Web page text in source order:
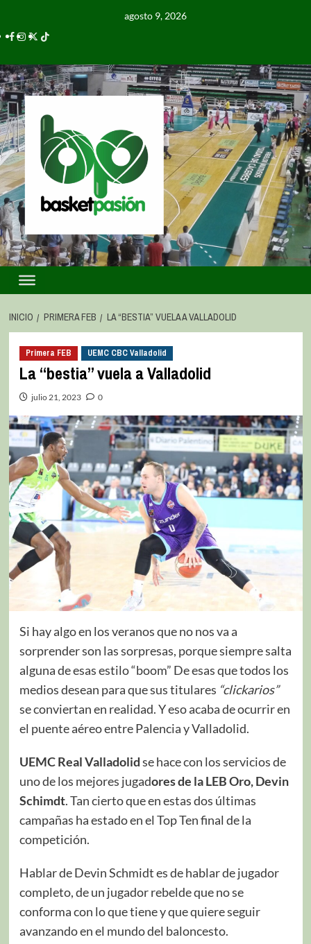
agosto 9, 2026
INICIO PRIMERA FEB LA “BESTIA” VUELA A VALLADOLID
Primera FEB UEMC CBC Valladolid
La “bestia” vuela a Valladolid
julio 21, 2023 0
Si hay algo en los veranos que no nos va a
sorprender son las sorpresas, porque siempre salta
alguna de esas estilo “boom” De esas que todos los
medios desean para que sus titulares “clickarios”
se conviertan en realidad. Y eso acaba de ocurrir en
el puente aéreo entre Palencia y Valladolid.
UEMC Real Valladolidse hace con los servicios de
uno de los mejores jugadores de la LEB Oro, Devin
Schimdt. Tan cierto que en estas dos últimas
campañas ha estado en el Top Ten final de la
competición.
Hablar de Devin Schmidt es de hablar de jugador
completo, de un jugador rebelde que no se
conforma con lo que tiene y que quiere seguir
avanzando en el mundo del baloncesto.